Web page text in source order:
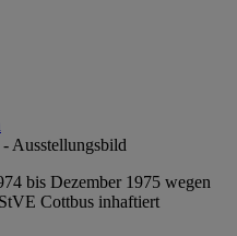
bis Dezember 1975 wegen
Cottbus inhaftiert